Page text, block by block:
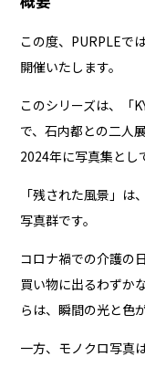
この度、PURPLEで
開催いたします。
このシリーズは、「
で、石内都との二人
2024年に写真集とし
「残された風景」
写真群です。
コロナ禍での介護の
買い物に出るわずか
らは、瞬間の光と色
一方、モノクロ写真